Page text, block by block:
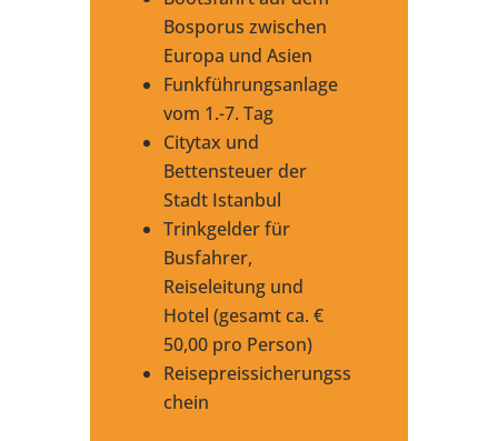
Bosporus zwischen
Europa und Asien
Funkführungsanlage
vom 1.-7. Tag
Citytax und
Bettensteuer der
Stadt Istanbul
Trinkgelder für
Busfahrer,
Reiseleitung und
Hotel (gesamt ca. €
50,00 pro Person)
Reisepreissicherungss
chein